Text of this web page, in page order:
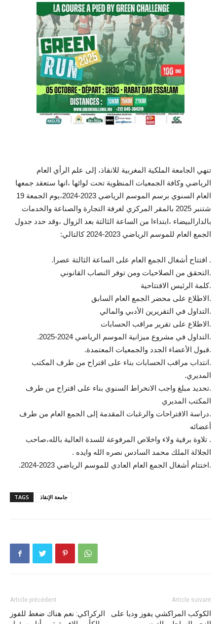
تنهي الجامعة الملكية المغربية للانقاذ، إلى علم الرأي العام
الرياضي وكافة الجمعيات المنظوية تحت لوائها ،انها ستعقد جمعها
العام السنوي برسم الموسم الرياضي 2023-2024،يوم الجمعة 19
شتنبر 2025 بالمقر المركزي لغرفة التجارة والصناعة والخدمات
بالدارالبيضاء ،ابتداءا من الساعة الثالتة بعد الزوال ،وقد حدد جدول
الجمع العام للموسم الرياضي 2023-2024 كالتالي:
. افتتاح أشغال الجمع العام على الساعة الثالتة عصرا.
.التحقق من الصلاحيات ومن توفر النصاب القانوني
.كلمة الرئيس الافتتاحية
.الاطلاع على محضر الجمع العام السابق
.التداول في التقريرين الأدبي والمالي
.الاطلاع على تقرير مراقب الحسابات
.التداول في مشروع ميزانية الموسم الرياضي 2024-2025.
.قبول الأعضاء الجدد والجمعيات المعتمدة.
.انتداب مراقب الحسابات بناء على اقتراح من طرف المكتب
المديري.
.تحديد مبلغ واجب الانخراط السنوي بناء على اقتراح من طرف
المكتب المديري
.دراسة الاقتراحات والرغبات المقدمة إلى الجمع العام من طرف
أعضائه
. تلاوة برقية ولاء واخلاص المرفوعة للسدة العالية بالله،صاحب
الجلالة الملك محمد السادس نصره الله وايده .
.اختتام أشغال الجمع العام العادي للموسم الرياضي 2023-2024.
TAGS جامعة الإنقاذ
Article précédent
الركراكي: نعم هناك ضغط للفوز
Article suivant
الكوكب المراكشي يفوز وديا على